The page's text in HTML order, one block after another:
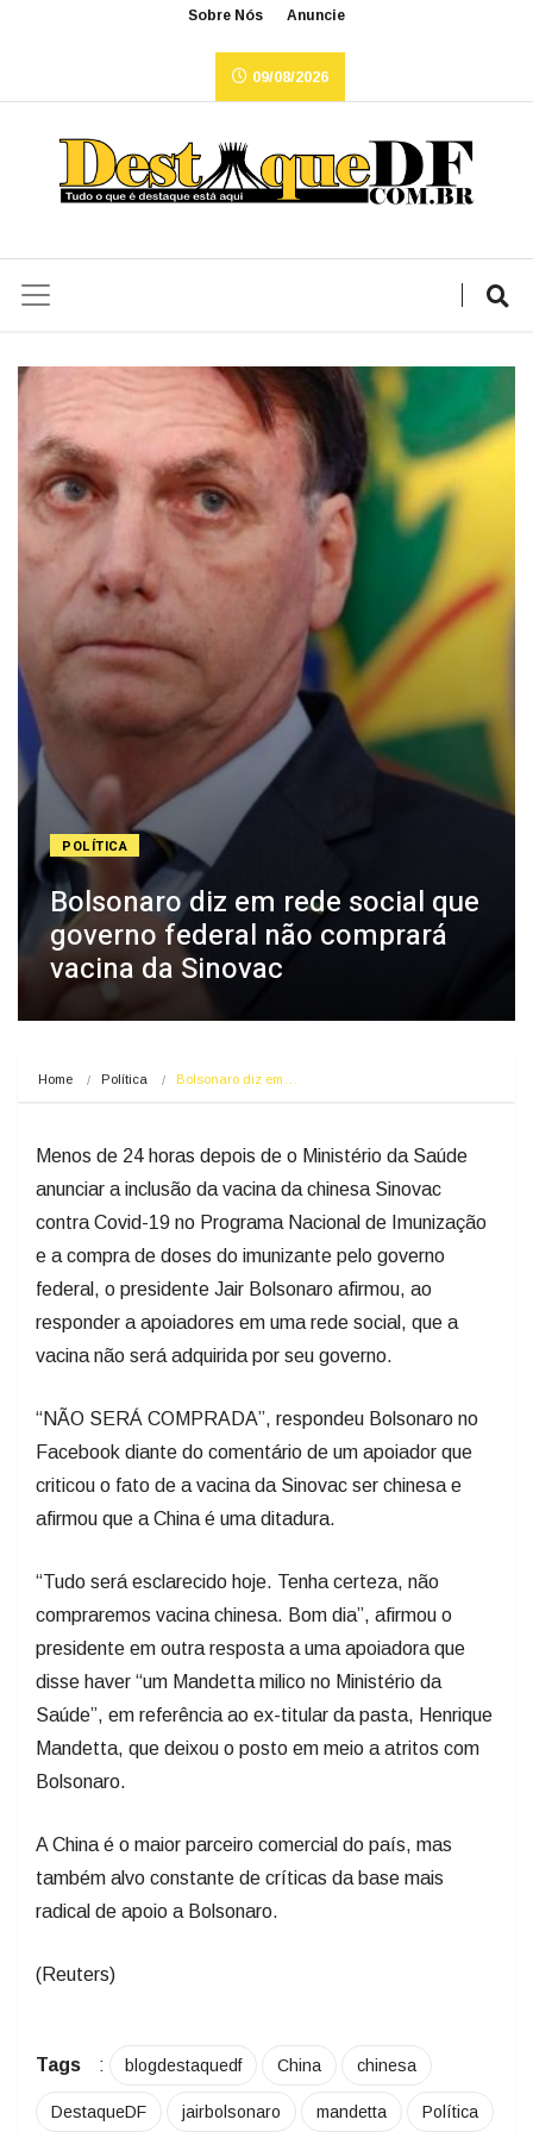
Sobre Nós Anuncie
09/08/2026
POLÍTICA
Bolsonaro diz em rede social que
governo federal não comprará
vacina da Sinovac
Home Política Bolsonaro diz em…
Menos de 24 horas depois de o Ministério da Saúde
anunciar a inclusão da vacina da chinesa Sinovac
contra Covid-19 no Programa Nacional de Imunização
e a compra de doses do imunizante pelo governo
federal, o presidente Jair Bolsonaro afirmou, ao
responder a apoiadores em uma rede social, que a
vacina não será adquirida por seu governo.
“NÃO SERÁ COMPRADA”, respondeu Bolsonaro no
Facebook diante do comentário de um apoiador que
criticou o fato de a vacina da Sinovac ser chinesa e
afirmou que a China é uma ditadura.
“Tudo será esclarecido hoje. Tenha certeza, não
compraremos vacina chinesa. Bom dia”, afirmou o
presidente em outra resposta a uma apoiadora que
disse haver “um Mandetta milico no Ministério da
Saúde”, em referência ao ex-titular da pasta, Henrique
Mandetta, que deixou o posto em meio a atritos com
Bolsonaro.
A China é o maior parceiro comercial do país, mas
também alvo constante de críticas da base mais
radical de apoio a Bolsonaro.
(Reuters)
Tags : blogdestaquedf China chinesa
DestaqueDF jairbolsonaro mandetta Política